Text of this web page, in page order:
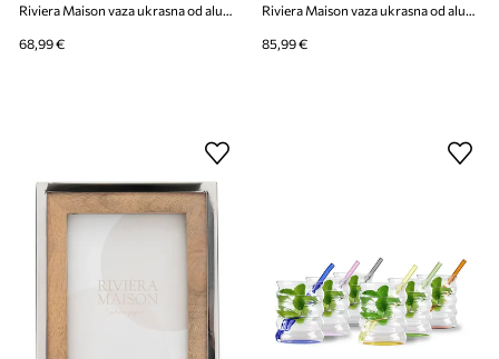
Riviera Maison vaza ukrasna od aluminija 22,5 x 25 cm
68,99 €
Riviera Maison vaza ukrasna od aluminija 15 x 36 cm
85,99 €